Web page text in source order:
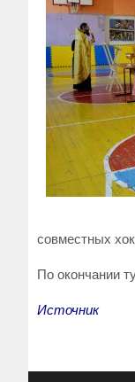
совместных
По окончании
Источник